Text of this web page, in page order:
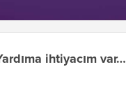
ihtiyacım var…